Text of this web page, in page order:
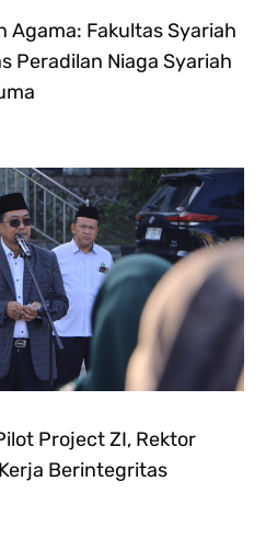
Agama: Fakultas Syariah
Peradilan Niaga Syariah
Project ZI, Rektor
Berintegritas